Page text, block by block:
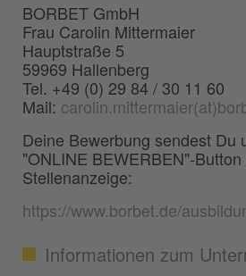
BORBET GmbH
Frau Carolin Mittermaier
Hauptstraße 5
59969 Hallenberg
Tel. +49 (0) 29 84 / 30 11 60
Mail:
Deine Bewerbung sendest Du
"ONLINE BEWERBEN"-
Stellenanzeige:
https://www.borbet.de/
Informationen zum